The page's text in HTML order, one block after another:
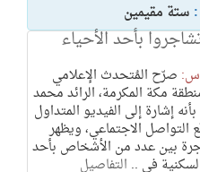
ستة مقيمين
بأحد الأحياء
صرّح المُتحدث الإعلامي
مكة المكرمة، الرائد محمد
إشارة إلى الفيديو المتداول
التواصل الاجتماعي، ويظهر
بين عدد من الأشخاص بأحد
في .. التفاصيل